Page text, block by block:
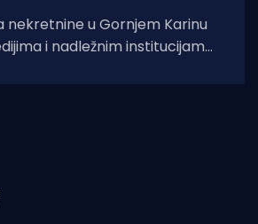
nekretnine u Gornjem Karinu
i nadležnim institucijama